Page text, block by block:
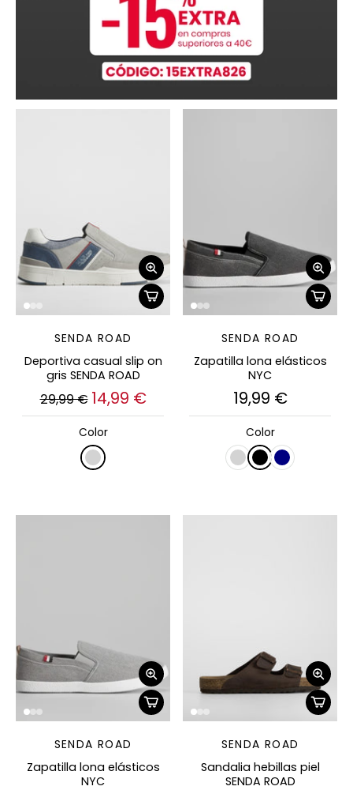
SENDA ROAD
Deportiva casual slip on
gris SENDA ROAD
29,99 € 14,99 €
Color
SENDA ROAD
Zapatilla lona elásticos
NYC
19,99 €
Color
SENDA ROAD
Zapatilla lona elásticos
NYC
SENDA ROAD
Sandalia hebillas piel
SENDA ROAD